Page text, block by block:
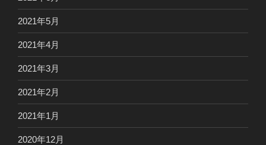
2021年5月
2021年4月
2021年3月
2021年2月
2021年1月
2020年12月